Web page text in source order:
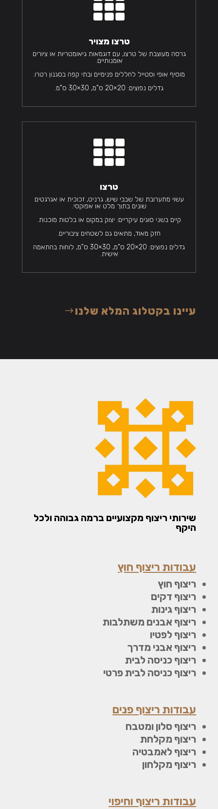

טרצו מצויר
גרסה מעוצבת של טרצו, עם דוגמאות גיאומטריות או ציורים
אומנותיים.
מוסיף אופי וסטייל לחללים פנימיים ובתי קפה בסגנון רטרו.
גדלים נפוצים: 20×20 ס"מ, 30×30 ס"מ.

טרצו
עשוי מתערובת של שבבי שיש, גרניט, זכוכית או אגרגטים
שונים בתוך מלט או אפוקסי.
קיים בשני סוגים עיקריים: יצוק במקום או בלטות מוכנות.
חזק מאוד, מתאים גם לשטחים ציבוריים.
גדלים נפוצים: 20×20 ס"מ, 30×30 ס"מ, לוחות בהתאמה
אישית.
עיינו בקטלוג המלא שלנו
שירותי ריצוף מקצועיים ברמה גבוהה ולכל
היקף
עבודות ריצוף חוץ
ריצוף חוץ
ריצוף דקים
ריצוף גינות
ריצוף אבנים משתלבות
ריצוף לפטיו
ריצוף אבני מדרך
ריצוף כניסה לבית
ריצוף כניסה לבית פרטי
עבודות ריצוף פנים
ריצוף סלון ומטבח
ריצוף מקלחת
ריצוף לאמבטיה
ריצוף מקלחון
עבודות ריצוף וחיפוי